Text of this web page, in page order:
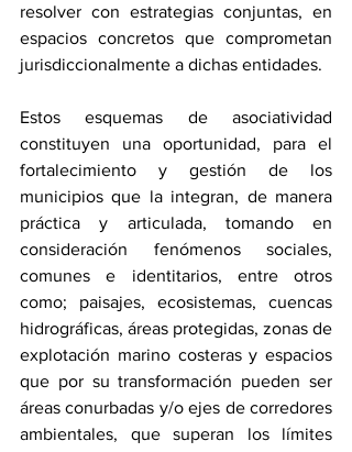
resolver con estrategias conjuntas, en
espacios concretos que comprometan
jurisdiccionalmente a dichas entidades.
Estos esquemas de asociatividad
constituyen una oportunidad, para el
fortalecimiento y gestión de los
municipios que la integran, de manera
práctica y articulada, tomando en
consideración fenómenos sociales,
comunes e identitarios, entre otros
como; paisajes, ecosistemas, cuencas
hidrográficas, áreas protegidas, zonas de
explotación marino costeras y espacios
que por su transformación pueden ser
áreas conurbadas y/o ejes de corredores
ambientales, que superan los límites